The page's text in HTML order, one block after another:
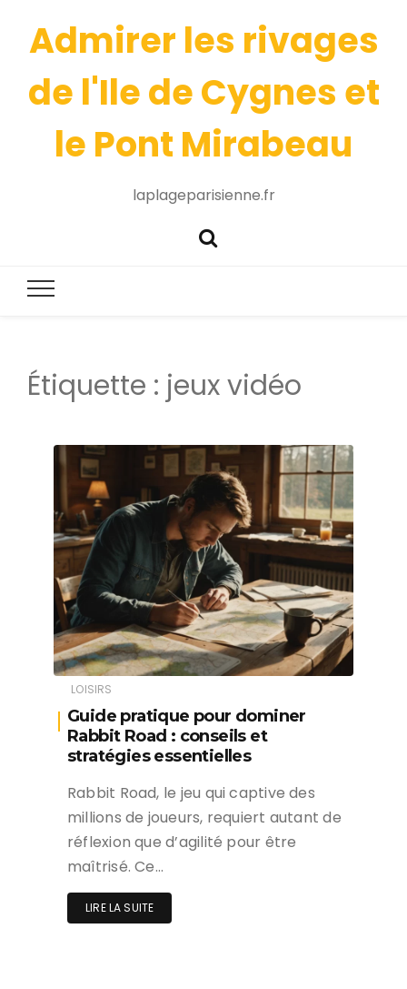
Admirer les rivages
de l'Ile de Cygnes et
le Pont Mirabeau
laplageparisienne.fr
Étiquette : jeux vidéo
LOISIRS
Guide pratique pour dominer
Rabbit Road : conseils et
stratégies essentielles
Rabbit Road, le jeu qui captive des
millions de joueurs, requiert autant de
réflexion que d’agilité pour être
maîtrisé. Ce…
LIRE LA SUITE